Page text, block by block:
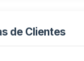
de Clientes